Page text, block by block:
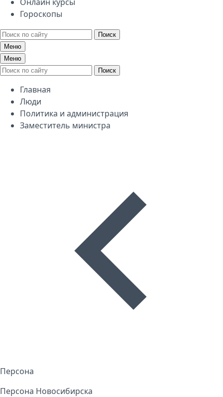
Гороскопы
Поиск
Меню
Меню
Поиск
Главная
Люди
Политика и администрация
Заместитель министра
Персона
Персона Новосибирска